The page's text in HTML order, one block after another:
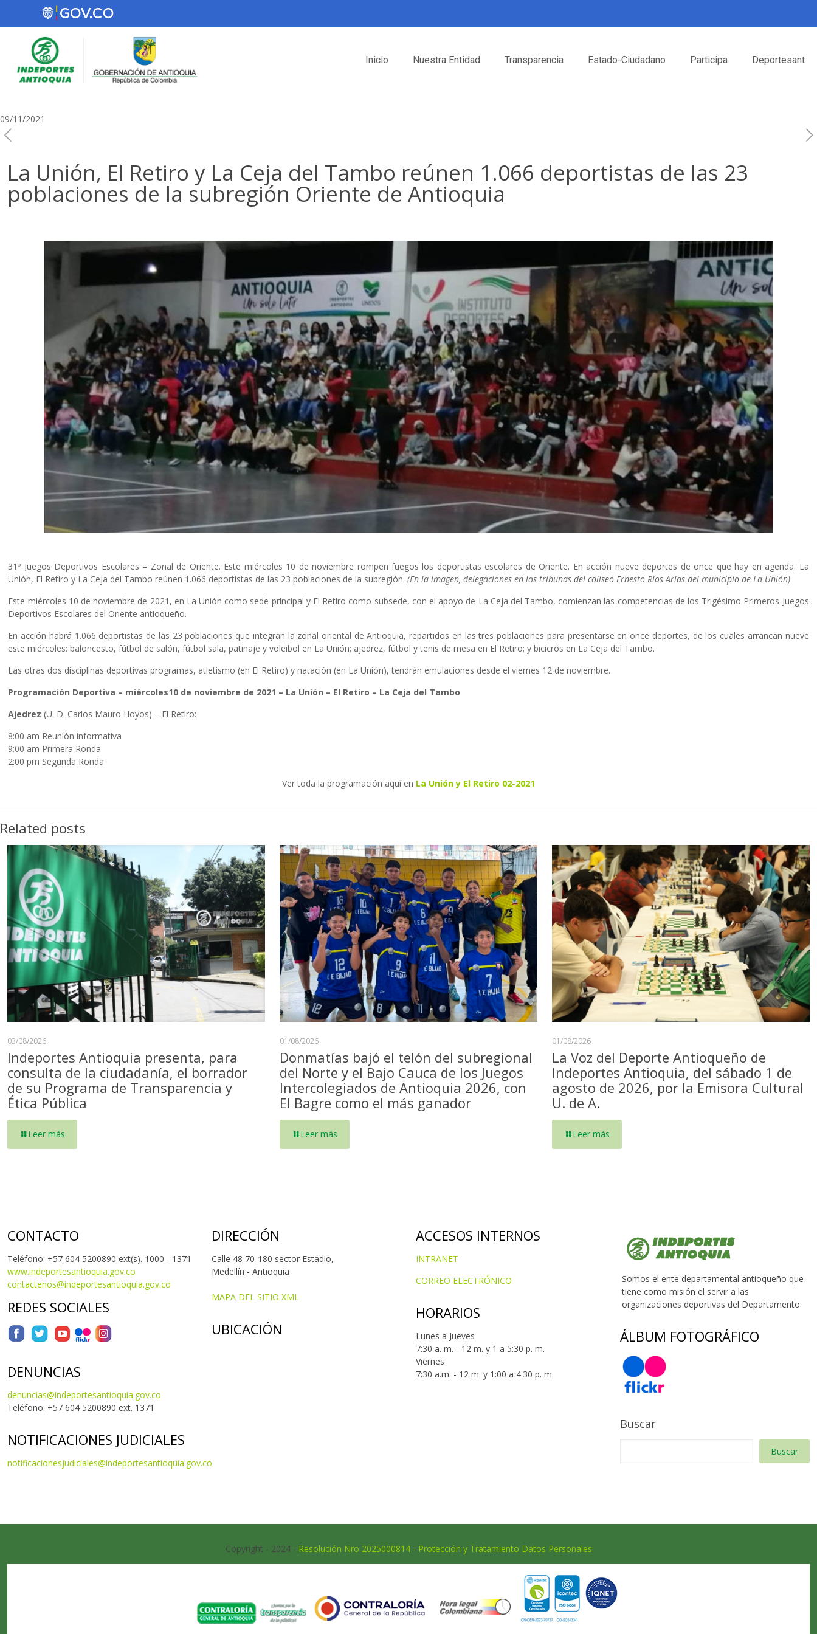
Inicio Nuestra Entidad Transparencia Estado-Ciudadano Participa Deportesant
09/11/2021
La Unión, El Retiro y La Ceja del Tambo reúnen 1.066 deportistas de las 23
poblaciones de la subregión Oriente de Antioquia
31º Juegos Deportivos Escolares – Zonal de Oriente. Este miércoles 10 de noviembre rompen fuegos los deportistas escolares de Oriente. En acción nueve deportes de once que hay en agenda. La
Unión, El Retiro y La Ceja del Tambo reúnen 1.066 deportistas de las 23 poblaciones de la subregión.(En la imagen, delegaciones en las tribunas del coliseo Ernesto Ríos Arias del municipio de La Unión)
Este miércoles 10 de noviembre de 2021, en La Unión como sede principal y El Retiro como subsede, con el apoyo de La Ceja del Tambo, comienzan las competencias de los Trigésimo Primeros Juegos
Deportivos Escolares del Oriente antioqueño.
En acción habrá 1.066 deportistas de las 23 poblaciones que integran la zonal oriental de Antioquia, repartidos en las tres poblaciones para presentarse en once deportes, de los cuales arrancan nueve
este miércoles: baloncesto, fútbol de salón, fútbol sala, patinaje y voleibol en La Unión; ajedrez, fútbol y tenis de mesa en El Retiro; y bicicrós en La Ceja del Tambo.
Las otras dos disciplinas deportivas programas, atletismo (en El Retiro) y natación (en La Unión), tendrán emulaciones desde el viernes 12 de noviembre.
Programación Deportiva – miércoles10 de noviembre de 2021 – La Unión – El Retiro – La Ceja del Tambo
Ajedrez (U. D. Carlos Mauro Hoyos) – El Retiro:
8:00 am Reunión informativa
9:00 am Primera Ronda
2:00 pm Segunda Ronda
Ver toda la programación aquí en La Unión y El Retiro 02-2021
Related posts
03/08/2026
Indeportes Antioquia presenta, para
consulta de la ciudadanía, el borrador
de su Programa de Transparencia y
Ética Pública
Leer más
01/08/2026
Donmatías bajó el telón del subregional
del Norte y el Bajo Cauca de los Juegos
Intercolegiados de Antioquia 2026, con
El Bagre como el más ganador
Leer más
01/08/2026
La Voz del Deporte Antioqueño de
Indeportes Antioquia, del sábado 1 de
agosto de 2026, por la Emisora Cultural
U. de A.
Leer más
CONTACTO
Teléfono: +57 604 5200890 ext(s). 1000 - 1371
www.indeportesantioquia.gov.co
contactenos@indeportesantioquia.gov.co
REDES SOCIALES
DENUNCIAS
denuncias@indeportesantioquia.gov.co
Teléfono: +57 604 5200890 ext. 1371
NOTIFICACIONES JUDICIALES
notificacionesjudiciales@indeportesantioquia.gov.co
DIRECCIÓN
Calle 48 70-180 sector Estadio,
Medellín - Antioquia
MAPA DEL SITIO XML
UBICACIÓN
ACCESOS INTERNOS
INTRANET
CORREO ELECTRÓNICO
HORARIOS
Lunes a Jueves
7:30 a. m. - 12 m. y 1 a 5:30 p. m.
Viernes
7:30 a.m. - 12 m. y 1:00 a 4:30 p. m.
Somos el ente departamental antioqueño que
tiene como misión el servir a las
organizaciones deportivas del Departamento.
ÁLBUM FOTOGRÁFICO
Buscar
Buscar
Copyright - 2024 - Resolución Nro 2025000814 - Protección y Tratamiento Datos Personales